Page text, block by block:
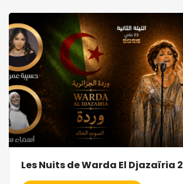
Les Nuits de Warda El Djazaïria 2